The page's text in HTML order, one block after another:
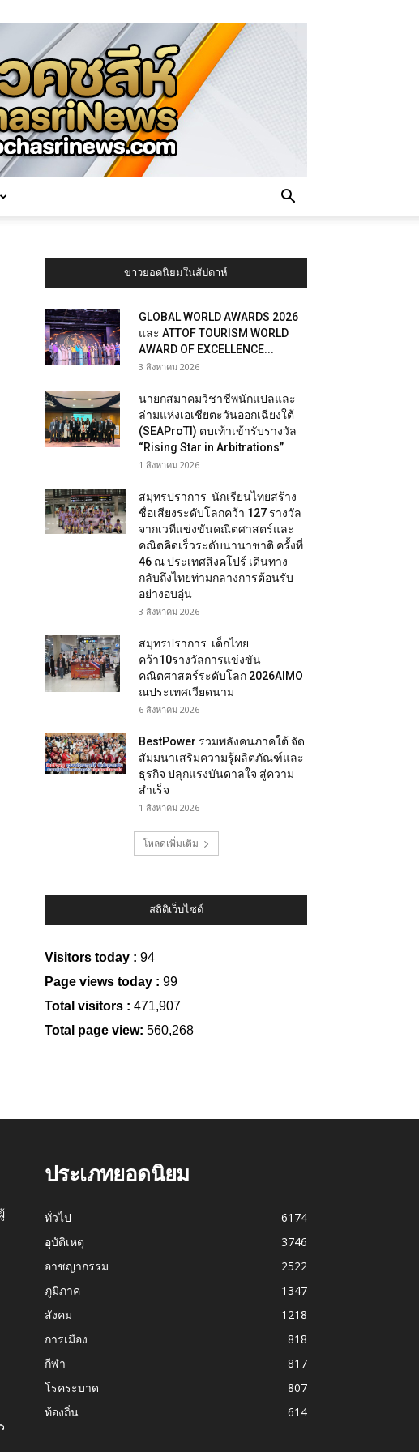
ข่าวยอดนิยมในสัปดาห์
GLOBAL WORLD AWARDS 2026
และ ATTOF TOURISM WORLD
AWARD OF EXCELLENCE...
3 สิงหาคม 2026
นายกสมาคมวิชาชีพนักแปลและ
ล่ามแห่งเอเชียตะวันออกเฉียงใต้
(SEAProTI) ตบเท้าเข้ารับรางวัล
“Rising Star in Arbitrations”
1 สิงหาคม 2026
สมุทรปราการ นักเรียนไทยสร้าง
ชื่อเสียงระดับโลกคว้า 127 รางวัล
จากเวทีแข่งขันคณิตศาสตร์และ
คณิตคิดเร็วระดับนานาชาติ ครั้งที่
46 ณ ประเทศสิงคโปร์ เดินทาง
กลับถึงไทยท่ามกลางการต้อนรับ
อย่างอบอุ่น
3 สิงหาคม 2026
สมุทรปราการ เด็กไทย
คว้า10รางวัลการแข่งขัน
คณิตศาสตร์ระดับโลก 2026AIMO
ณประเทศเวียดนาม
6 สิงหาคม 2026
BestPower รวมพลังคนภาคใต้ จัด
สัมมนาเสริมความรู้ผลิตภัณฑ์และ
ธุรกิจ ปลุกแรงบันดาลใจ สู่ความ
สำเร็จ
1 สิงหาคม 2026
โหลดเพิ่มเติม
สถิติเว็บไซต์
Visitors today : 94
Page views today : 99
Total visitors : 471,907
Total page view: 560,268
ประเภทยอดนิยม
ทั่วไป
6174
อุบัติเหตุ
3746
อาชญากรรม
2522
ภูมิภาค
1347
สังคม
1218
การเมือง
818
กีฬา
817
โรคระบาด
807
ท้องถิ่น
614